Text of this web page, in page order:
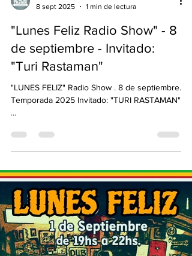
"Lunes Feliz Radio Show" - 8
de septiembre - Invitado:
"Turi Rastaman"
"LUNES FELIZ" Radio Show . 8 de septiembre.